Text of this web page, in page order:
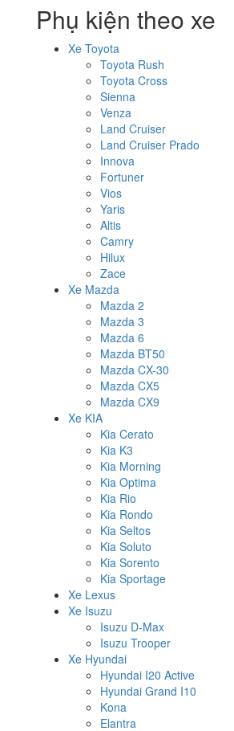
Phụ kiện theo xe
Xe Toyota
Toyota Rush
Toyota Cross
Sienna
Venza
Land Cruiser
Land Cruiser Prado
Innova
Fortuner
Vios
Yaris
Altis
Camry
Hilux
Zace
Xe Mazda
Mazda 2
Mazda 3
Mazda 6
Mazda BT50
Mazda CX-30
Mazda CX5
Mazda CX9
Xe KIA
Kia Cerato
Kia K3
Kia Morning
Kia Optima
Kia Rio
Kia Rondo
Kia Seltos
Kia Soluto
Kia Sorento
Kia Sportage
Xe Lexus
Xe Isuzu
Isuzu D-Max
Isuzu Trooper
Xe Hyundai
Hyundai I20 Active
Hyundai Grand I10
Kona
Elantra